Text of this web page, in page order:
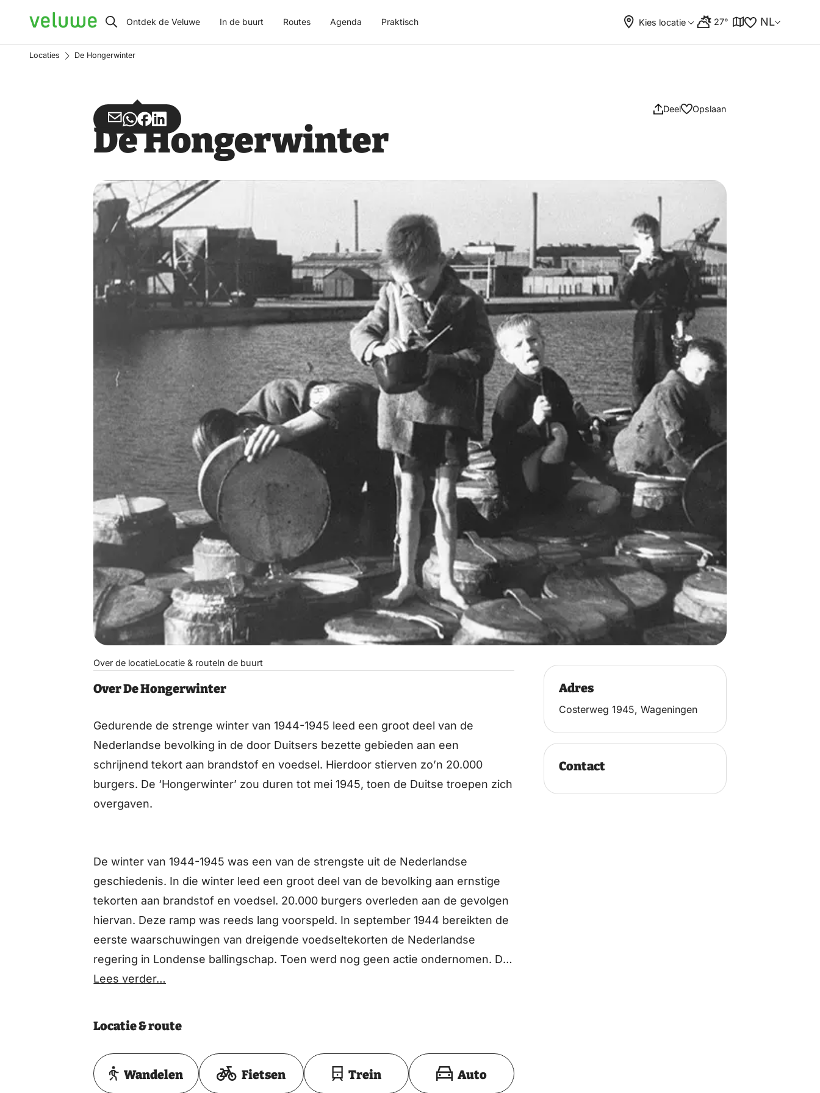
Veluwe Ontdek de Veluwe In de buurt Routes Agenda Praktisch Kies locatie 27° NL
Locaties De Hongerwinter
Deel
Deel
via
Deel
via
DeelDeel
op
Opslaan
De Hongerwinter
Over de locatieLocatie & routeIn de buurt
Over De Hongerwinter
Gedurende de strenge winter van 1944-1945 leed een groot deel van de
Nederlandse bevolking in de door Duitsers bezette gebieden aan een
schrijnend tekort aan brandstof en voedsel. Hierdoor stierven zo’n 20.000
burgers. De ‘Hongerwinter’ zou duren tot mei 1945, toen de Duitse troepen zich
overgaven.
De winter van 1944-1945 was een van de strengste uit de Nederlandse
geschiedenis. In die winter leed een groot deel van de bevolking aan ernstige
tekorten aan brandstof en voedsel. 20.000 burgers overleden aan de gevolgen
hiervan. Deze ramp was reeds lang voorspeld. In september 1944 bereikten de
eerste waarschuwingen van dreigende voedseltekorten de Nederlandse
regering in Londense ballingschap. Toen werd nog geen actie ondernomen. De
Nederlandse regering en het geallieerde opperbevel hoopten dat het noordelijk
operatie Market Garden. Het liep anders. Operatie Market Garden mislukte en
bevrijde zuidelijk helft. In september riep de Nederlandse regering in
ballingschap het Nederlandse spoorwegpersoneel op om Market Garden te
Lees verder…
Locatie & route
Toon op kaart
Wandelen Fietsen Trein Auto
Adres
Costerweg 1945, Wageningen
Contact